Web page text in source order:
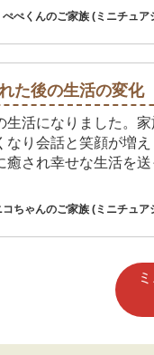
ました。ただ、私は3
ぺぺくんのご家族 (ミニチュア
た後の生活の変化
生活になりました。
なり会話と笑顔が増
癒され幸せな生活を
コちゃんのご家族 (ミニチュア